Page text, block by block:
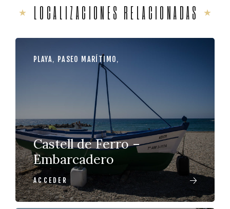
LOCALIZACIONES RELACIONADAS
PLAYA, PASEO MARÍTIMO,
Castell de Ferro –
Embarcadero
ACCEDER